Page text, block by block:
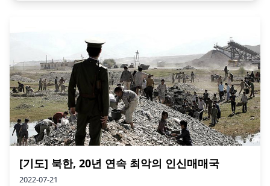
[기도] 북한, 20년 연속 최악의 인신매매국
2022-07-21